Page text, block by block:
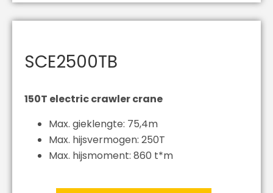
SCE2500TB
150T electric crawler crane
Max. gieklengte: 75,4m
Max. hijsvermogen: 250T
Max. hijsmoment: 860 t*m